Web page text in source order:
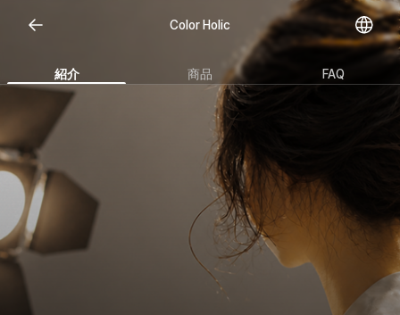
Color Holic
紹介 商品 FAQ